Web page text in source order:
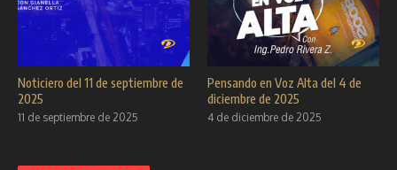
Noticiero del 11 de septiembre de
2025
11 de septiembre de 2025
Pensando en Voz Alta del 4 de
diciembre de 2025
4 de diciembre de 2025